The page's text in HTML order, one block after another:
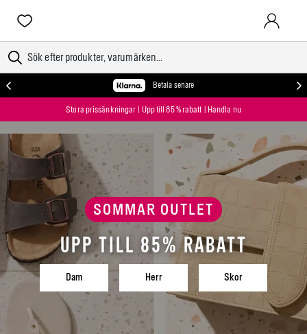
LOGGA IN
Betala senare
Stora prissänkningar | Upp till 85 % rabatt | Handla nu
SOMMAR OUTLET
Upp till 85% rabatt
Dam Herr Skor